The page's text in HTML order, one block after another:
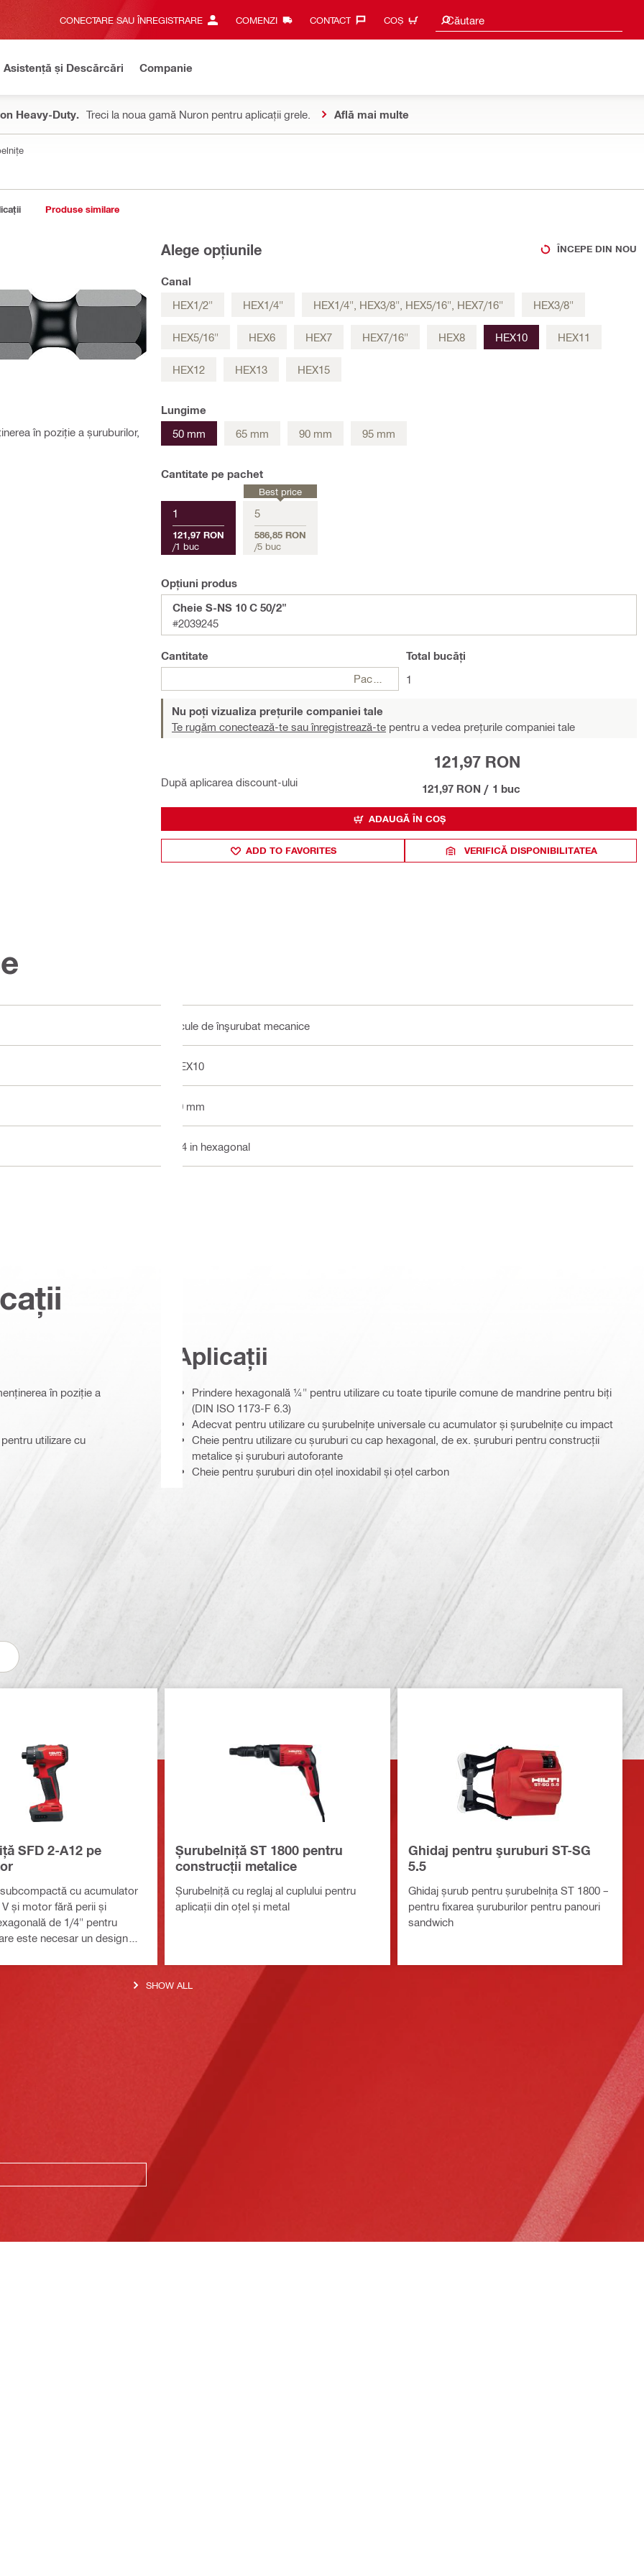
CONECTARE SAU ÎNREGISTRARE COMENZI CONTACT‎ COȘ Căutare
Caută sugestii
Asistență și Descărcări Companie
Heavy-Duty. Treci la noua gamă Nuron pentru aplicații grele. Află mai multe
Produse similare
în poziție a șuruburilor,
Alege opțiunile ÎNCEPE DIN NOU
Canal
HEX1/2"
HEX1/4" HEX1/4", HEX3/8", HEX5/16", HEX7/16" HEX3/8"
HEX5/16" HEX6 HEX7 HEX7/16" HEX8 HEX10 HEX11
HEX12 HEX13 HEX15
Lungime
50 mm
65 mm 90 mm 95 mm
Cantitate pe pachet
1
121,97 RON
/1 buc
5
586,85 RON
/5 buc
Best price
Opțiuni produs
Cheie S-NS 10 C 50/2"
#2039245
Cantitate
Total bucăți
1
Nu poți vizualiza prețurile companiei tale
Te rugăm conectează-te sau înregistrează-te pentru a vedea prețurile companiei tale
După aplicarea discount-ului
121,97 RON
121,97 RON / 1 buc
ADAUGĂ ÎN COȘ
ADD TO FAVORITES VERIFICĂ DISPONIBILITATEA
Scule de înşurubat mecanice
HEX10
50 mm
1/4 in hexagonal
în poziție a
utilizare cu
Aplicații
Prindere hexagonală ¼" pentru utilizare cu toate tipurile comune de mandrine pentru biți
(DIN ISO 1173-F 6.3)
Adecvat pentru utilizare cu șurubelnițe universale cu acumulator și șurubelnițe cu impact
Cheie pentru utilizare cu șuruburi cu cap hexagonal, de ex. șuruburi pentru construcții
metalice și șuruburi autoforante
Cheie pentru șuruburi din oțel inoxidabil și oțel carbon
SFD 2-A12 pe
cu acumulator
și motor fără perii și
de 1/4" pentru
este necesar un design
Șurubelniță ST 1800 pentru
construcții metalice
Șurubelniță cu reglaj al cuplului pentru
aplicații din oțel și metal
Ghidaj pentru şuruburi ST-SG
5.5
Ghidaj șurub pentru șurubelnița ST 1800 –
pentru fixarea șuruburilor pentru panouri
sandwich
SHOW ALL